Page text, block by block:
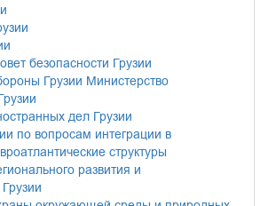
безопасности Грузии
Грузии Министерство
дел Грузии
по вопросам интеграции в
структуры
развития и